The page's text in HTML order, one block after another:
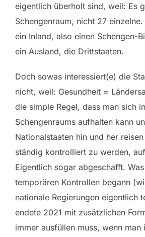
eigentlich überholt sind, weil: Es
Schengenraum, nicht 27
ein Inland, also einen Schengen-
ein Ausland, die Drittstaaten.
Doch sowas interessiert(e) die
nicht, weil: Gesundheit =
die simple Regel, dass man sich
Schengenraums aufhalten kann
Nationalstaaten hin und her
ständig kontrolliert zu werden,
Eigentlich sogar abgeschafft.
temporären Kontrollen begann
nationale Regierungen eigentlich
endete 2021 mit zusätzlichen
immer ausfüllen muss, wenn man